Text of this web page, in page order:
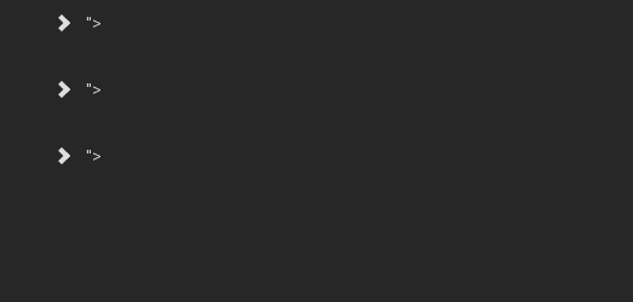
">
">
">